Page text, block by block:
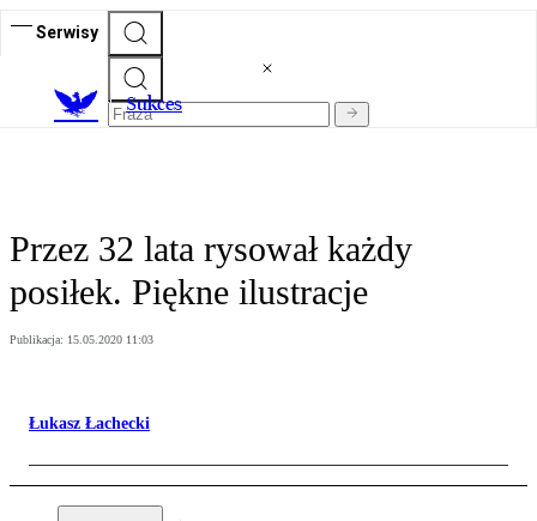
Serwisy
Sukces
Przez 32 lata rysował każdy
posiłek. Piękne ilustracje
Publikacja: 15.05.2020 11:03
Łukasz Łachecki